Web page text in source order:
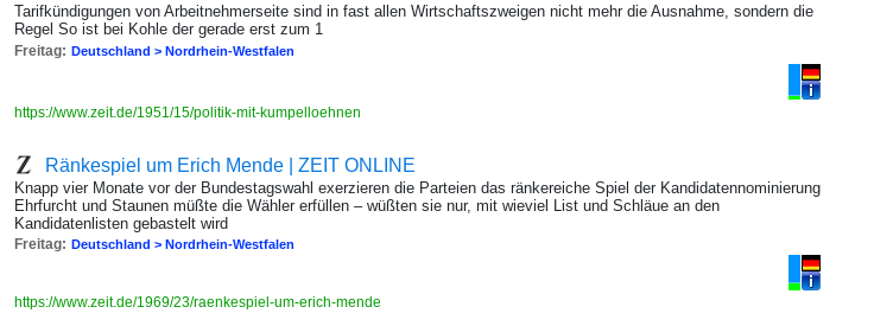
Tarifkündigungen von Arbeitnehmerseite sind in fast allen Wirtschaftszweigen nicht mehr die Ausnahme, sondern die
Regel So ist bei Kohle der gerade erst zum 1
Freitag: Deutschland > Nordrhein-Westfalen
https://www.zeit.de/1951/15/politik-mit-kumpelloehnen
Ränkespiel um Erich Mende | ZEIT ONLINE
Knapp vier Monate vor der Bundestagswahl exerzieren die Parteien das ränkereiche Spiel der Kandidatennominierung
Ehrfurcht und Staunen müßte die Wähler erfüllen – wüßten sie nur, mit wieviel List und Schläue an den
Kandidatenlisten gebastelt wird
Freitag: Deutschland > Nordrhein-Westfalen
https://www.zeit.de/1969/23/raenkespiel-um-erich-mende